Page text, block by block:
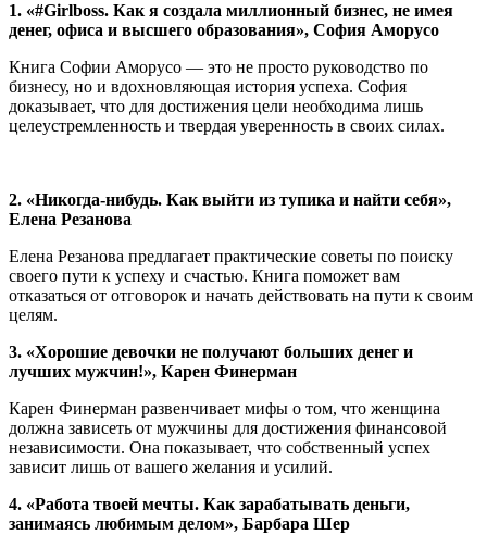
1. «#Girlboss. Как я создала миллионный бизнес, не имея
денег, офиса и высшего образования», София Аморусо
Книга Софии Аморусо — это не просто руководство по
бизнесу, но и вдохновляющая история успеха. София
доказывает, что для достижения цели необходима лишь
целеустремленность и твердая уверенность в своих силах.
2. «Никогда-нибудь. Как выйти из тупика и найти себя»,
Елена Резанова
Елена Резанова предлагает практические советы по поиску
своего пути к успеху и счастью. Книга поможет вам
отказаться от отговорок и начать действовать на пути к своим
целям.
3. «Хорошие девочки не получают больших денег и
лучших мужчин!», Карен Финерман
Карен Финерман развенчивает мифы о том, что женщина
должна зависеть от мужчины для достижения финансовой
независимости. Она показывает, что собственный успех
зависит лишь от вашего желания и усилий.
4. «Работа твоей мечты. Как зарабатывать деньги,
занимаясь любимым делом», Барбара Шер